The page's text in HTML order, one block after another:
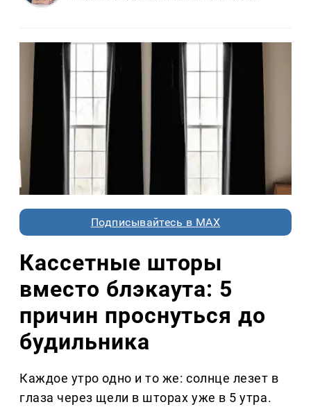
Подписывайтесь в MAX
Кассетные шторы
вместо блэкаута: 5
причин проснуться до
будильника
Каждое утро одно и то же: солнце лезет в
глаза через щели в шторах уже в 5 утра.